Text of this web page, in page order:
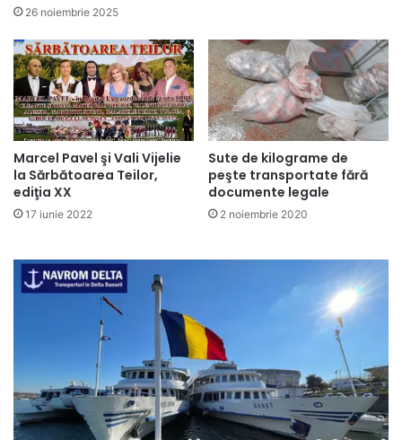
26 noiembrie 2025
Marcel Pavel şi Vali Vijelie
la Sărbătoarea Teilor,
ediţia XX
17 iunie 2022
Sute de kilograme de
peşte transportate fără
documente legale
2 noiembrie 2020